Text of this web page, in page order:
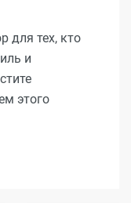
для тех, кто
и
этого